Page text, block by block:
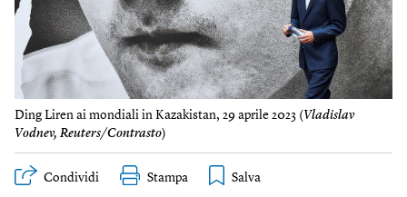
Ding Liren ai mondiali in Kazakistan, 29 aprile 2023 (Vladislav
Vodnev, Reuters/Contrasto)
Condividi Stampa